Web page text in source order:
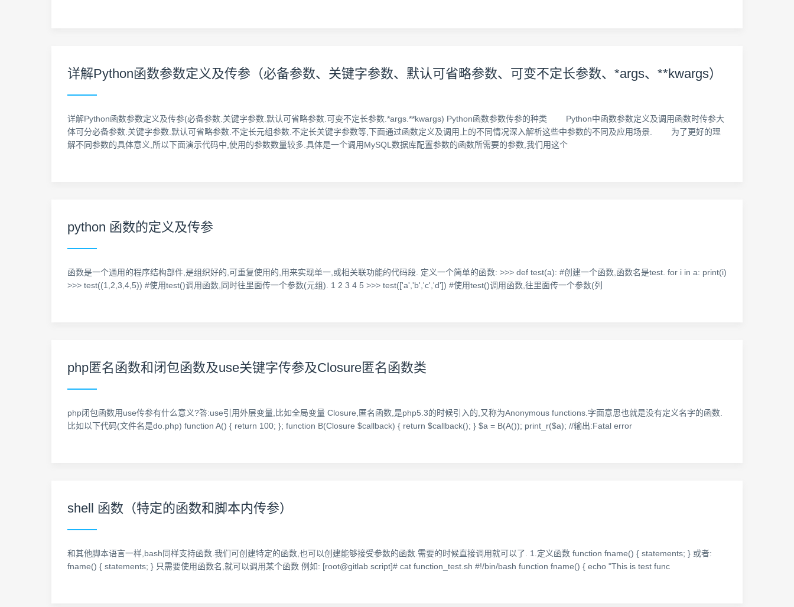
详解Python函数参数定义及传参（必备参数、关键字参数、默认可省略参数、可变不定长参数、*args、**kwargs）
详解Python函数参数定义及传参(必备参数.关键字参数.默认可省略参数.可变不定长参数.*args.**kwargs) Python函数参数传参的种类 Python中函数参数定义及调用函数时传参大
体可分必备参数.关键字参数.默认可省略参数.不定长元组参数.不定长关键字参数等,下面通过函数定义及调用上的不同情况深入解析这些中参数的不同及应用场景. 为了更好的理
解不同参数的具体意义,所以下面演示代码中,使用的参数数量较多.具体是一个调用MySQL数据库配置参数的函数所需要的参数,我们用这个
python 函数的定义及传参
函数是一个通用的程序结构部件,是组织好的,可重复使用的,用来实现单一,或相关联功能的代码段. 定义一个简单的函数: >>> def test(a): #创建一个函数,函数名是test. for i in a: print(i)
>>> test((1,2,3,4,5)) #使用test()调用函数,同时往里面传一个参数(元组). 1 2 3 4 5 >>> test(['a','b','c','d']) #使用test()调用函数,往里面传一个参数(列
php匿名函数和闭包函数及use关键字传参及Closure匿名函数类
php闭包函数用use传参有什么意义?答:use引用外层变量,比如全局变量 Closure,匿名函数,是php5.3的时候引入的,又称为Anonymous functions.字面意思也就是没有定义名字的函数.
比如以下代码(文件名是do.php) function A() { return 100; }; function B(Closure $callback) { return $callback(); } $a = B(A()); print_r($a); //输出:Fatal error
shell 函数（特定的函数和脚本内传参）
和其他脚本语言一样,bash同样支持函数.我们可创建特定的函数,也可以创建能够接受参数的函数.需要的时候直接调用就可以了. 1.定义函数 function fname() { statements; } 或者:
fname() { statements; } 只需要使用函数名,就可以调用某个函数 例如: [root@gitlab script]# cat function_test.sh #!/bin/bash function fname() { echo "This is test func